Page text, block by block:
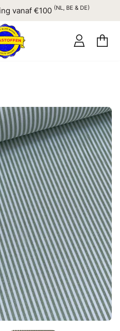
vanaf €100 (NL, BE & DE)